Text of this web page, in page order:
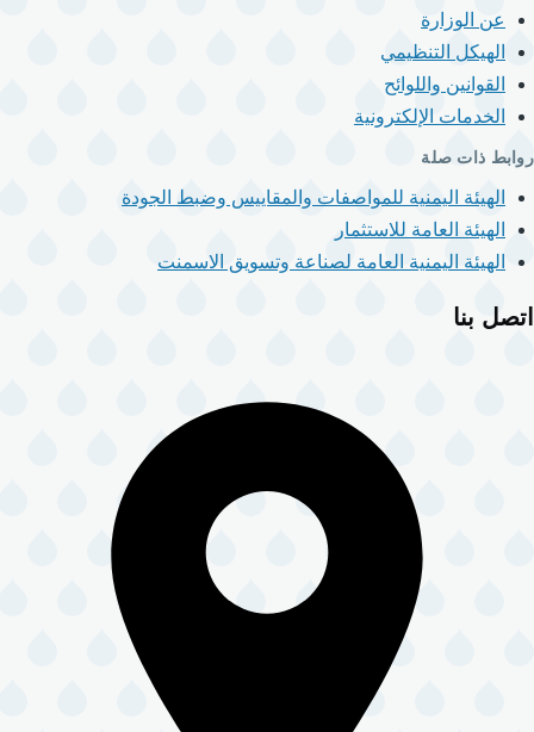
عن الوزارة
الهيكل التنظيمي
القوانين واللوائح
الخدمات الإلكترونية
روابط ذات صلة
الهيئة اليمنية للمواصفات والمقاييس وضبط الجودة
الهيئة العامة للاستثمار
الهيئة اليمنية العامة لصناعة وتسويق الاسمنت
اتصل بنا